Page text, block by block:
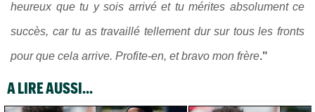
heureux que tu y sois arrivé et tu mérites absolument ce
succès, car tu as travaillé tellement dur sur tous les fronts
pour que cela arrive. Profite-en, et bravo mon frère."
A LIRE AUSSI...